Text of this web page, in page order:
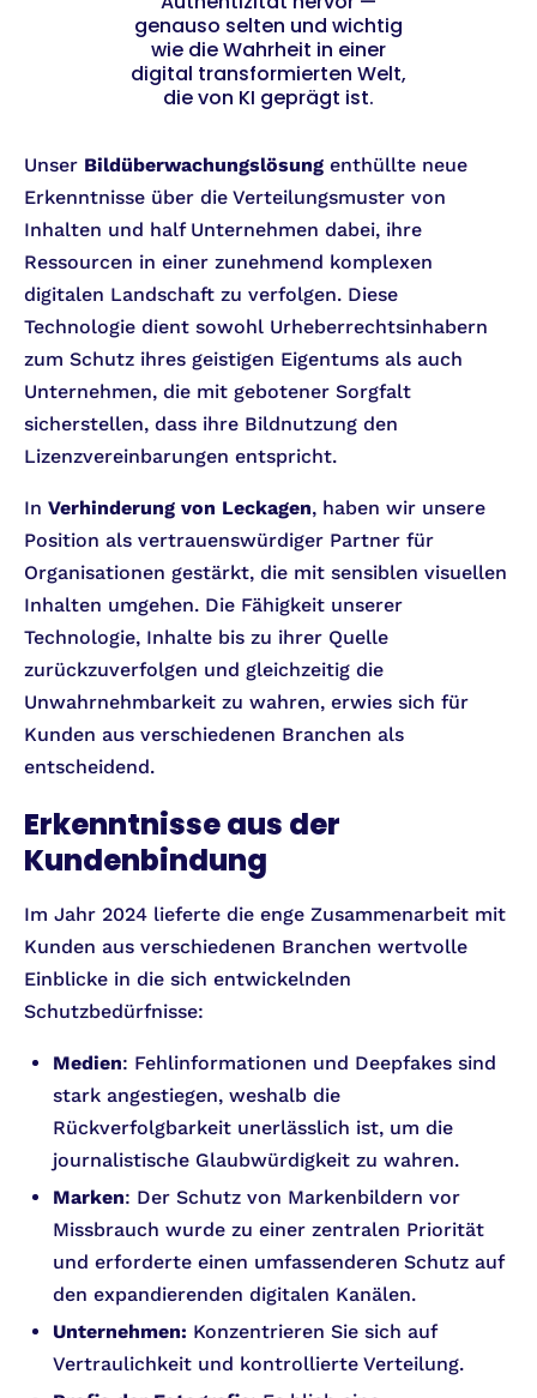
genauso selten und wichtig
wie die Wahrheit in einer
digital transformierten Welt,
die von KI geprägt ist.
Unser Bildüberwachungslösung enthüllte neue
Erkenntnisse über die Verteilungsmuster von
Inhalten und half Unternehmen dabei, ihre
Ressourcen in einer zunehmend komplexen
digitalen Landschaft zu verfolgen. Diese
Technologie dient sowohl Urheberrechtsinhabern
zum Schutz ihres geistigen Eigentums als auch
Unternehmen, die mit gebotener Sorgfalt
sicherstellen, dass ihre Bildnutzung den
Lizenzvereinbarungen entspricht.
In Verhinderung von Leckagen, haben wir unsere
Position als vertrauenswürdiger Partner für
Organisationen gestärkt, die mit sensiblen visuellen
Inhalten umgehen. Die Fähigkeit unserer
Technologie, Inhalte bis zu ihrer Quelle
zurückzuverfolgen und gleichzeitig die
Unwahrnehmbarkeit zu wahren, erwies sich für
Kunden aus verschiedenen Branchen als
entscheidend.
Erkenntnisse aus der
Kundenbindung
Im Jahr 2024 lieferte die enge Zusammenarbeit mit
Kunden aus verschiedenen Branchen wertvolle
Einblicke in die sich entwickelnden
Schutzbedürfnisse:
Medien: Fehlinformationen und Deepfakes sind
stark angestiegen, weshalb die
Rückverfolgbarkeit unerlässlich ist, um die
journalistische Glaubwürdigkeit zu wahren.
Marken: Der Schutz von Markenbildern vor
Missbrauch wurde zu einer zentralen Priorität
und erforderte einen umfassenderen Schutz auf
den expandierenden digitalen Kanälen.
Unternehmen: Konzentrieren Sie sich auf
Vertraulichkeit und kontrollierte Verteilung.